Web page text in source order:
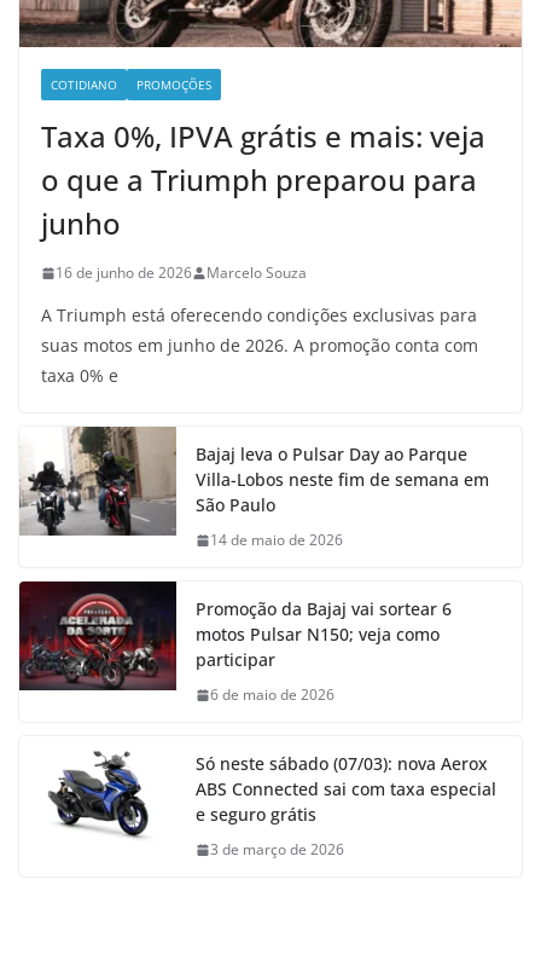
COTIDIANO PROMOÇÕES
Taxa 0%, IPVA grátis e mais: veja
o que a Triumph preparou para
junho
16 de junho de 2026 Marcelo Souza
A Triumph está oferecendo condições exclusivas para
suas motos em junho de 2026. A promoção conta com
taxa 0% e
Bajaj leva o Pulsar Day ao Parque
Villa-Lobos neste fim de semana em
São Paulo
14 de maio de 2026
Promoção da Bajaj vai sortear 6
motos Pulsar N150; veja como
participar
6 de maio de 2026
Só neste sábado (07/03): nova Aerox
ABS Connected sai com taxa especial
e seguro grátis
3 de março de 2026